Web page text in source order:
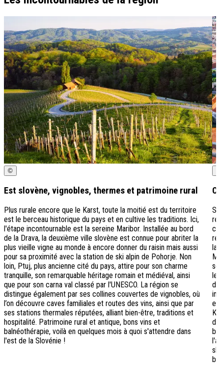
©
Est slovène, vignobles, thermes et patrimoine rural
Plus rurale encore que le Karst, toute la moitié est du territoire
est le berceau historique du pays et en cultive les traditions. Ici,
l'étape incontournable est la sereine Maribor. Installée au bord
de la Drava, la deuxième ville slovène est connue pour abriter la
plus vieille vigne au monde à encore donner du raisin mais aussi
pour sa proximité avec la station de ski alpin de Pohorje. Non
loin, Ptuj, plus ancienne cité du pays, attire pour son charme
tranquille, son remarquable héritage romain et médiéval, ainsi
que pour son carna val classé par l'UNESCO. La région se
distingue également par ses collines couvertes de vignobles, où
l’on découvre caves familiales et routes des vins, ainsi que par
ses stations thermales réputées, alliant bien-être, traditions et
hospitalité. Patrimoine rural et antique, bons vins et
balnéothérapie, voilà en quelques mois à quoi s'attendre dans
l'est de la Slovénie !
Si
la
le
et